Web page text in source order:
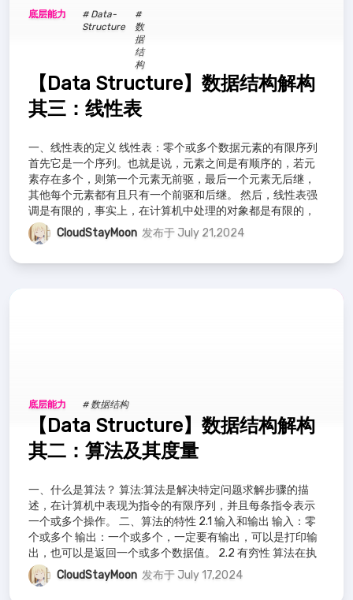
底层能力
# Data-
Structure
#
数
据
结
构
【Data Structure】数据结构解构
其三：线性表
一、线性表的定义 线性表：零个或多个数据元素的有限序列
首先它是一个序列。也就是说，元素之间是有顺序的，若元
素存在多个，则第一个元素无前驱，最后一个元素无后继，
其他每个元素都有且只有一个前驱和后继。 然后，线性表强
调是有限的，事实上，在计算机中处理的对象都是有限的，
那种无限的数列，只存在于数学的概念
CloudStayMoon 发布于 July 21,2024
底层能力 # 数据结构
【Data Structure】数据结构解构
其二：算法及其度量
一、什么是算法？ 算法:算法是解决特定问题求解步骤的描
述，在计算机中表现为指令的有限序列，并且每条指令表示
一个或多个操作。 二、算法的特性 2.1 输入和输出 输入：零
个或多个 输出：一个或多个，一定要有输出，可以是打印输
出，也可以是返回一个或多个数据值。 2.2 有穷性 算法在执
行有限的步骤后，自
CloudStayMoon 发布于 July 17,2024